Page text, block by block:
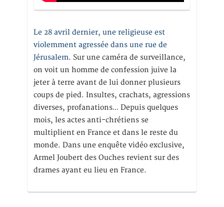
Le 28 avril dernier, une religieuse est
violemment agressée dans une rue de
Jérusalem. Sur une caméra de surveillance,
on voit un homme de confession juive la
jeter à terre avant de lui donner plusieurs
coups de pied. Insultes, crachats, agressions
diverses, profanations… Depuis quelques
mois, les actes anti-chrétiens se
multiplient en France et dans le reste du
monde. Dans une enquête vidéo exclusive,
Armel Joubert des Ouches revient sur des
drames ayant eu lieu en France.